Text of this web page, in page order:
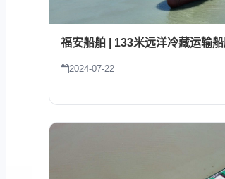
福安船舶 | 133米远洋冷藏运输
2024-07-22